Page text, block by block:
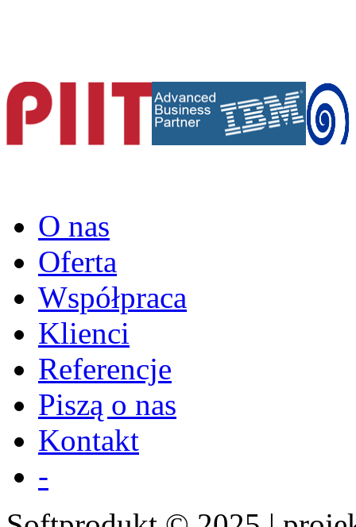
O nas
Oferta
Współpraca
Klienci
Referencje
Piszą o nas
Kontakt
-